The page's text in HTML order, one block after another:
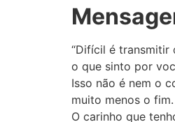
“Difícil é transmitir
o que sinto por
Isso não é nem o
muito menos o fim.
O carinho que